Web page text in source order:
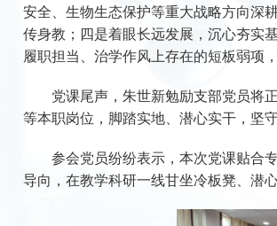
安全、生物生态保护等重大战略方向深
传身教；四是着眼长远发展，沉心夯实
履职担当、治学作风上存在的短板弱项
党课尾声，朱世新勉励支部党员将
等本职岗位，脚踏实地、潜心实干，坚
参会党员纷纷表示，本次党课贴合
导向，在教学科研一线甘坐冷板凳、潜